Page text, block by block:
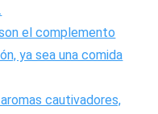
el complemento
ya sea una comida
cautivadores,